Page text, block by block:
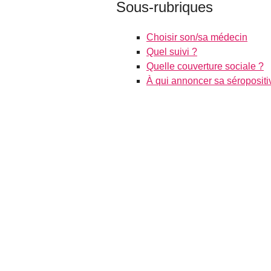
Sous-rubriques
Choisir son/sa médecin
Quel suivi ?
Quelle couverture sociale ?
À qui annoncer sa